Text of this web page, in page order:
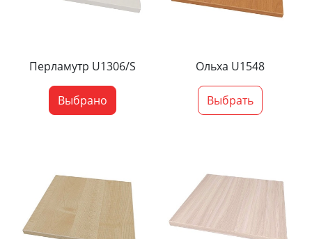
Перламутр U1306/S
Выбрано
Ольха U1548
Выбрать